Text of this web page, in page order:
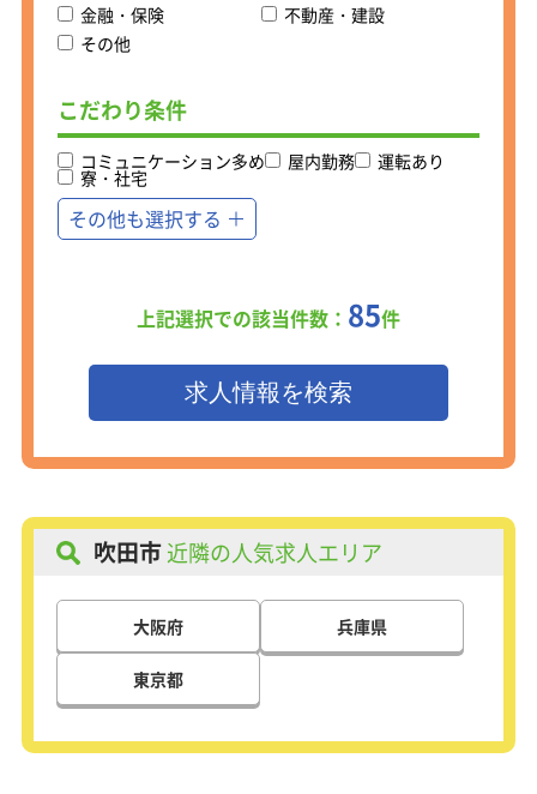
ただきます。
基礎が身についたら、ふとんの製造工
場見学や商品のこと、ビジネスマナー
その後、現場研修を重ねて、お客さま
対応の流れ・商材説明の仕方など少し
＜キャリアパス＞
佐……と、明確なキャリアステップを
ご用意しています。
半年ごとに査定があり、昇進・昇格を
判断。最短2年半でトップに就いた先
輩もいます！
金融・保険
不動産・建設
その他
こだわり条件
コミュニケーション多め 屋内勤務 運転あり
寮・社宅
その他も選択する
上記選択での該当件数： 85件
吹田市 近隣の人気求人エリア
大阪府 兵庫県
東京都